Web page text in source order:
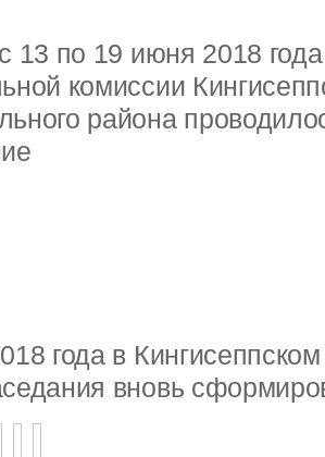
13 по 19 июня 2018
комиссии
района
года в
вновь